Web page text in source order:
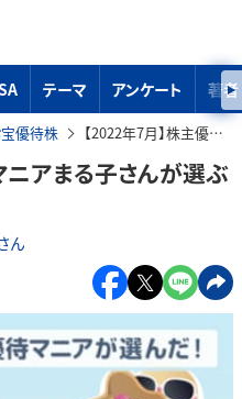
テーマ アンケート 著者
優待株 【2022年7月】株主優待マニアまる子さんが選ぶお宝株
ニアまる子さんが選ぶ
ん